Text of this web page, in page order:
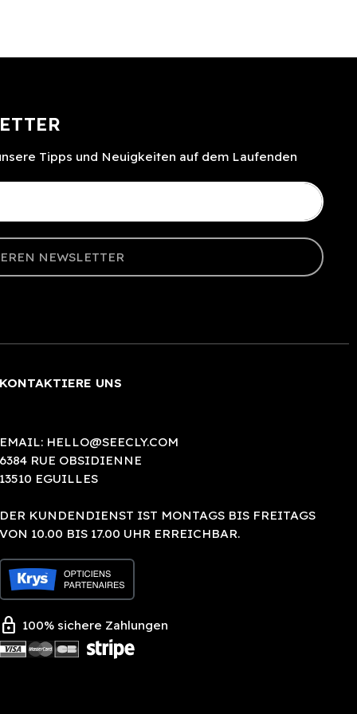
Tipps und Neuigkeiten auf dem Laufenden
NEWSLETTER
KONTAKTIERE UNS
EMAIL: HELLO@SEECLY.COM
6384 RUE OBSIDIENNE
13510 EGUILLES
DER KUNDENDIENST IST MONTAGS BIS FREITAGS
VON 10.00 BIS 17.00 UHR ERREICHBAR.
lock 100% sichere Zahlungen